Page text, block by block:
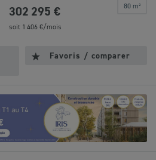
80 m²
302 295 €
soit 1 406€/mois
Favoris / comparer